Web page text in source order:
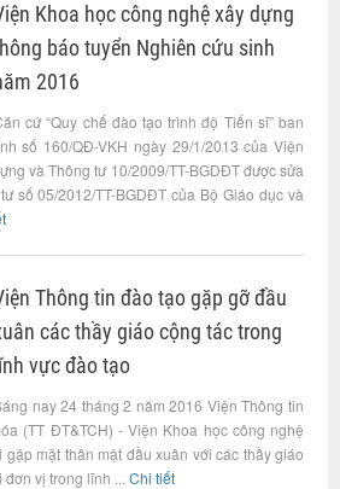
Khoa học công nghệ xây dựng
báo tuyển Nghiên cứu sinh
2016
cứ “Quy chế đào tạo trình độ Tiến sĩ” ban
số 160/QĐ-VKH ngày 29/1/2013 của Viện
và Thông tư 10/2009/TT-BGDĐT được sửa
số 05/2012/TT-BGDĐT của Bộ Giáo dục và
Thông tin đào tạo gặp gỡ đầu
các thầy giáo cộng tác trong
vực đào tạo
nay 24 tháng 2 năm 2016 Viện Thông tin
(TT ĐT&TCH) - Viện Khoa học công nghệ
mặt thân mật đầu xuân với các thầy giáo
vị trong lĩnh ... Chi tiết